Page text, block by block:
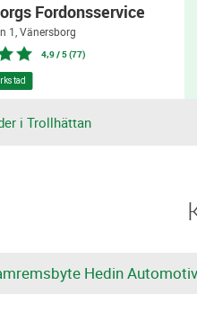
Fordonsservice
1, Vänersborg
4,9 / 5 (77)
i Trollhättan
Hedin